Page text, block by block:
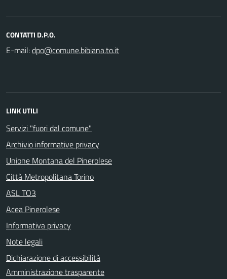
CONTATTI D.P.O.
E-mail:
LINK UTILI
Servizi "fuori dal comune"
Archivio informative privacy
Unione Montana del Pinerolese
Città Metropolitana Torino
ASL TO3
Acea Pinerolese
Informativa privacy
Note legali
Dichiarazione di accessibilità
Amministrazione trasparente